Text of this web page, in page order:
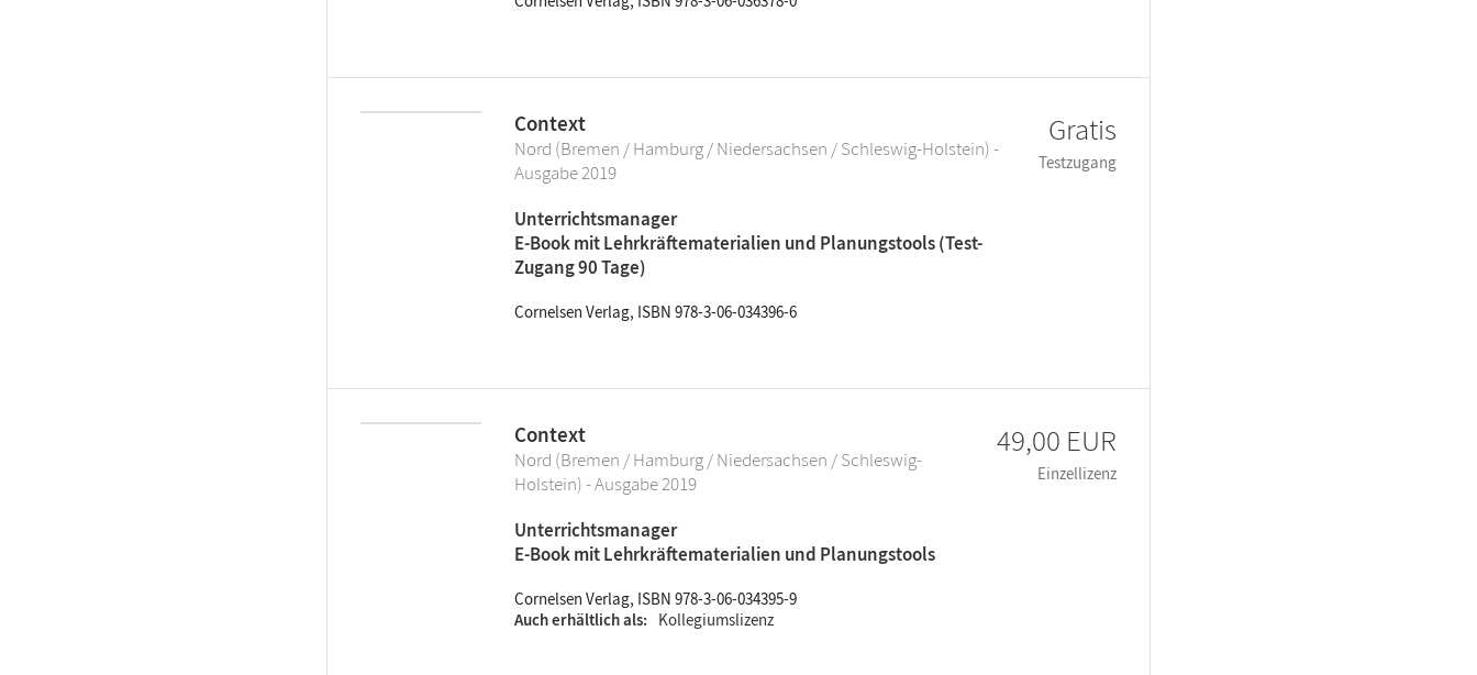
Context
Nord (Bremen / Hamburg / Niedersachsen / Schleswig-Holstein) -
Ausgabe 2019
Unterrichtsmanager
E-Book mit Lehrkräftematerialien und Planungstools (Test-
Zugang 90 Tage)
Cornelsen Verlag, ISBN 978-3-06-034396-6
Gratis
Testzugang
Context
Nord (Bremen / Hamburg / Niedersachsen / Schleswig-
Holstein) - Ausgabe 2019
Unterrichtsmanager
E-Book mit Lehrkräftematerialien und Planungstools
Cornelsen Verlag, ISBN 978-3-06-034395-9
Auch erhältlich als
Kollegiumslizenz
49,00 EUR
Einzellizenz